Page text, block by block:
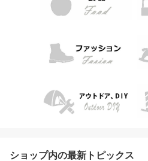
ショップ内の最新トピックス